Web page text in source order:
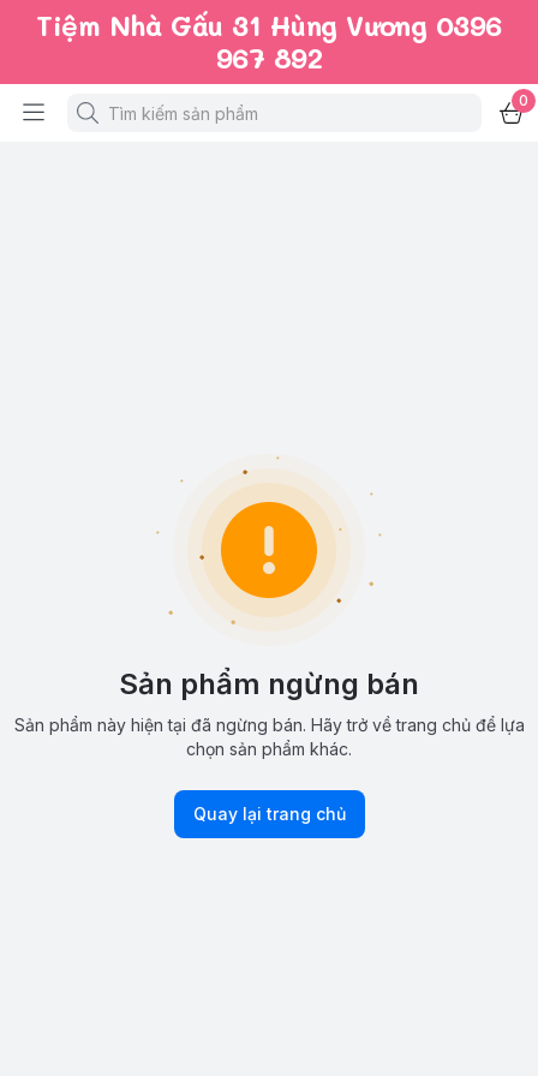
Tiệm Nhà Gấu 31 Hùng Vương 0396
967 892
0
Sản phẩm ngừng bán
Sản phẩm này hiện tại đã ngừng bán. Hãy trở về trang chủ để lựa
chọn sản phẩm khác.
Quay lại trang chủ